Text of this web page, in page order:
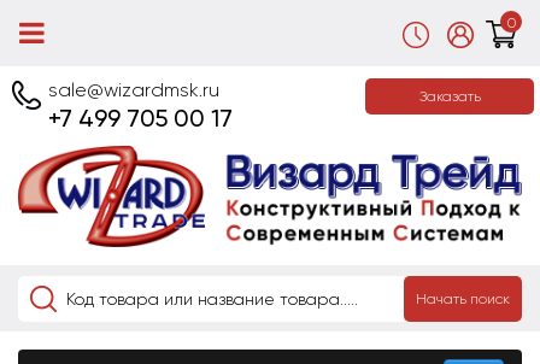
0
sale@wizardmsk.ru
+7 499 705 00 17
Заказать
Начать поиск